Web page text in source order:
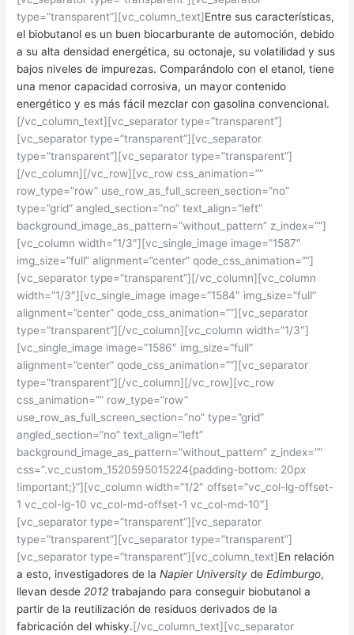
type=”transparent”][vc_column_text]Entre sus características,
el biobutanol es un buen biocarburante de automoción, debido
a su alta densidad energética, su octonaje, su volatilidad y sus
bajos niveles de impurezas. Comparándolo con el etanol, tiene
una menor capacidad corrosiva, un mayor contenido
energético y es más fácil mezclar con gasolina convencional.
[/vc_column_text][vc_separator type=”transparent”]
[vc_separator type=”transparent”][vc_separator
type=”transparent”][vc_separator type=”transparent”]
[/vc_column][/vc_row][vc_row css_animation=””
row_type=”row” use_row_as_full_screen_section=”no”
type=”grid” angled_section=”no” text_align=”left”
background_image_as_pattern=”without_pattern” z_index=””]
[vc_column width=”1/3″][vc_single_image image=”1587″
img_size=”full” alignment=”center” qode_css_animation=””]
[vc_separator type=”transparent”][/vc_column][vc_column
width=”1/3″][vc_single_image image=”1584″ img_size=”full”
alignment=”center” qode_css_animation=””][vc_separator
type=”transparent”][/vc_column][vc_column width=”1/3″]
[vc_single_image image=”1586″ img_size=”full”
alignment=”center” qode_css_animation=””][vc_separator
type=”transparent”][/vc_column][/vc_row][vc_row
css_animation=”” row_type=”row”
use_row_as_full_screen_section=”no” type=”grid”
angled_section=”no” text_align=”left”
background_image_as_pattern=”without_pattern” z_index=””
css=”.vc_custom_1520595015224{padding-bottom: 20px
!important;}”][vc_column width=”1/2″ offset=”vc_col-lg-offset-
1 vc_col-lg-10 vc_col-md-offset-1 vc_col-md-10″]
[vc_separator type=”transparent”][vc_separator
type=”transparent”][vc_separator type=”transparent”]
[vc_separator type=”transparent”][vc_column_text]En relación
a esto, investigadores de laNapier Universityde Edimburgo,
llevan desde 2012 trabajando para conseguir biobutanol a
partir de la reutilización de residuos derivados de la
fabricación del whisky.[/vc_column_text][vc_separator